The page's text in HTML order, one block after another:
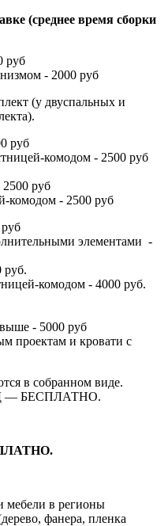
(среднее время сборки
руб
- 2000 руб
(у двуспальных и
руб
комодом - 2500 руб
2500 руб
комодом - 2500 руб
элементами -
руб.
комодом - 4000 руб.
- 5000 руб
проектам и кровати с
в собранном виде.
— БЕСПЛАТНО.
мебели в регионы
фанера, пленка